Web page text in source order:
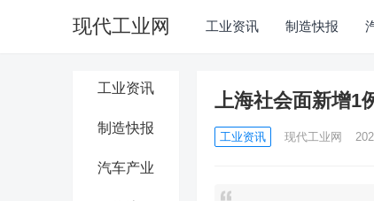
现代工业网 工业资讯 制造快报
工业资讯
制造快报
汽车产业
上海社会面新增1
工业资讯 现代工业网